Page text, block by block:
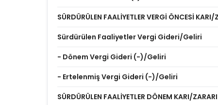
SÜRDÜRÜLEN FAALİYETLER VERGİ ÖNCESİ KARI/
Sürdürülen Faaliyetler Vergi Gideri/Geliri
- Dönem Vergi Gideri (-)/Geliri
- Ertelenmiş Vergi Gideri (-)/Geliri
SÜRDÜRÜLEN FAALİYETLER DÖNEM KARI/ZARARI